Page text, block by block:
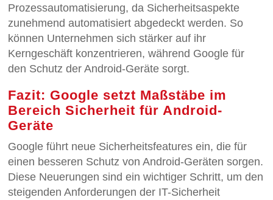
Prozessautomatisierung, da Sicherheitsaspekte
zunehmend automatisiert abgedeckt werden. So
können Unternehmen sich stärker auf ihr
Kerngeschäft konzentrieren, während Google für
den Schutz der Android-Geräte sorgt.
Fazit: Google setzt Maßstäbe im
Bereich Sicherheit für Android-
Geräte
Google führt neue Sicherheitsfeatures ein, die für
einen besseren Schutz von Android-Geräten sorgen.
Diese Neuerungen sind ein wichtiger Schritt, um den
steigenden Anforderungen der IT-Sicherheit